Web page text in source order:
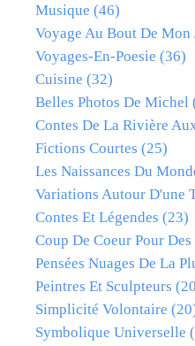
Musique (46)
Voyage Au Bout De Mon
Voyages-En-Poesie (36)
Cuisine (32)
Belles Photos De Michel
Contes De La Rivière
Fictions Courtes (25)
Les Naissances Du
Variations Autour D'une
Contes Et Légendes (23)
Coup De Coeur Pour
Pensées Nuages De La
Peintres Et Sculpteurs
Simplicité Volontaire
Symbolique Universelle